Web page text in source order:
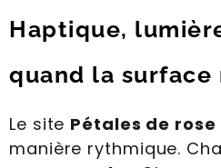
Haptique,
quand la surface
Le site Pétales de rose
manière rythmique.